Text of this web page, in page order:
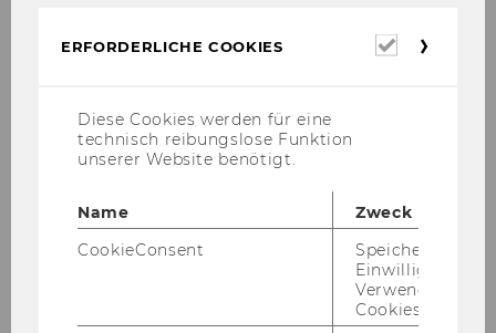
(WU/BIG/Betreiber):*
Arbeitszeitraum von:
ERFORDERLICHE COOKIES
Diese Cookies werden für eine
technisch reibungslose Funktion
unserer Website benötigt.
Name
Zweck
CookieConsent
Speichert Ihre
Einwilligung zur
Verwendung von
Cookies.